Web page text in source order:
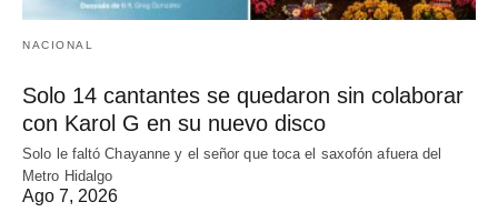
NACIONAL
Solo 14 cantantes se quedaron sin colaborar
con Karol G en su nuevo disco
Solo le faltó Chayanne y el señor que toca el saxofón afuera del
Metro Hidalgo
Ago 7, 2026